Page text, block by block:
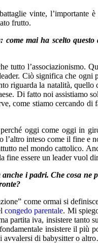
vinte, l’importante
frutto.
mai ha scelto
tutto l’associazionismo.
Ciò significa che
riguarda la natalità,
Di fatto noi assistiamo
come stiamo cercando
oggi come oggi in
inteso come il fine e
nel mondo cattolico.
fine essere un leader vuol
i padri. Che cosa ne
come ormai si
congedo parentale. Mi
partita iva, insistere tanto
insistere il più
avvalersi di babysitter o